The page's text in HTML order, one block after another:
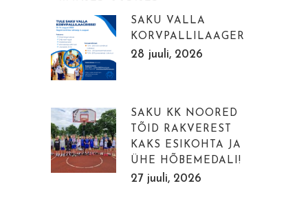
SAKU VALLA
KORVPALLILAAGER
28 juuli, 2026
SAKU KK NOORED
TÕID RAKVEREST
KAKS ESIKOHTA JA
ÜHE HÕBEMEDALI!
27 juuli, 2026